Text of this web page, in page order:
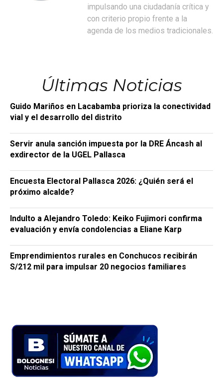
impulsando una ciudadanía crítica y
con criterio propio frente a la
agenda de los medios tradicionales.
Últimas Noticias
Guido Mariños en Lacabamba prioriza la conectividad
vial y el desarrollo del distrito
Servir anula sanción impuesta por la DRE Áncash al
exdirector de la UGEL Pallasca
Encuesta Electoral Pallasca 2026: ¿Quién será el
próximo alcalde?
Indulto a Alejandro Toledo: Keiko Fujimori confirma
evaluación y envía condolencias a Eliane Karp
Emprendimientos rurales en Conchucos recibirán
S/212 mil para impulsar 20 negocios familiares